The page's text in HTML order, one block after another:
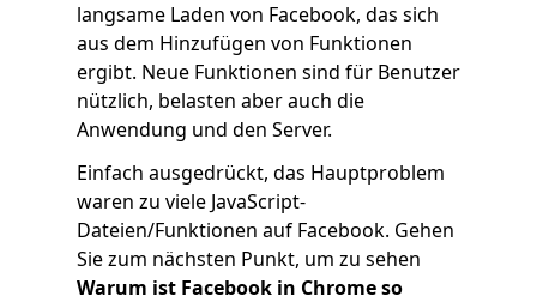
langsame Laden von Facebook, das sich
aus dem Hinzufügen von Funktionen
ergibt. Neue Funktionen sind für Benutzer
nützlich, belasten aber auch die
Anwendung und den Server.
Einfach ausgedrückt, das Hauptproblem
waren zu viele JavaScript-
Dateien/Funktionen auf Facebook. Gehen
Sie zum nächsten Punkt, um zu sehen
Warum ist Facebook in Chrome so